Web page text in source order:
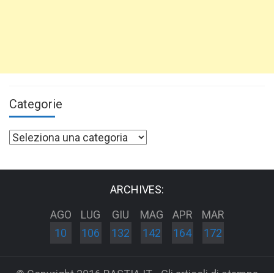
Categorie
Categorie
ARCHIVES:
AGO
10
LUG
106
GIU
132
MAG
142
APR
164
MAR
172